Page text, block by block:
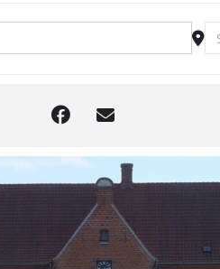
på Sæbygaard [g5SsXi8b5]